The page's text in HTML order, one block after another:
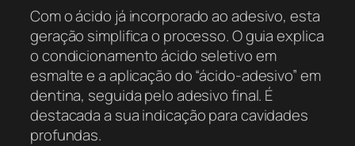
Com o ácido já incorporado ao adesivo, esta
geração simplifica o processo. O guia explica
o condicionamento ácido seletivo em
esmalte e a aplicação do “ácido-adesivo” em
dentina, seguida pelo adesivo final. É
destacada a sua indicação para cavidades
profundas.